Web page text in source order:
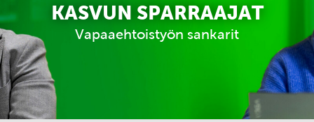
KASVUN SPARRAAJAT
Vapaaehtoistyön sankarit